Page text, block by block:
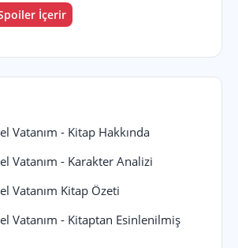
İçerir
Vatanım - Kitap Hakkında
Vatanım - Karakter Analizi
Vatanım Kitap Özeti
Vatanım - Kitaptan Esinlenilmiş